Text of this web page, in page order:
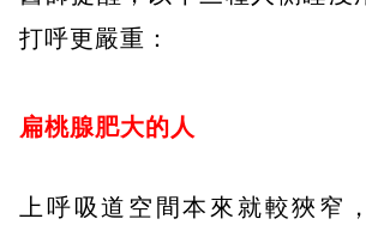
打呼更嚴重：
扁桃腺肥大的人
上呼吸道空間本來就較狹窄